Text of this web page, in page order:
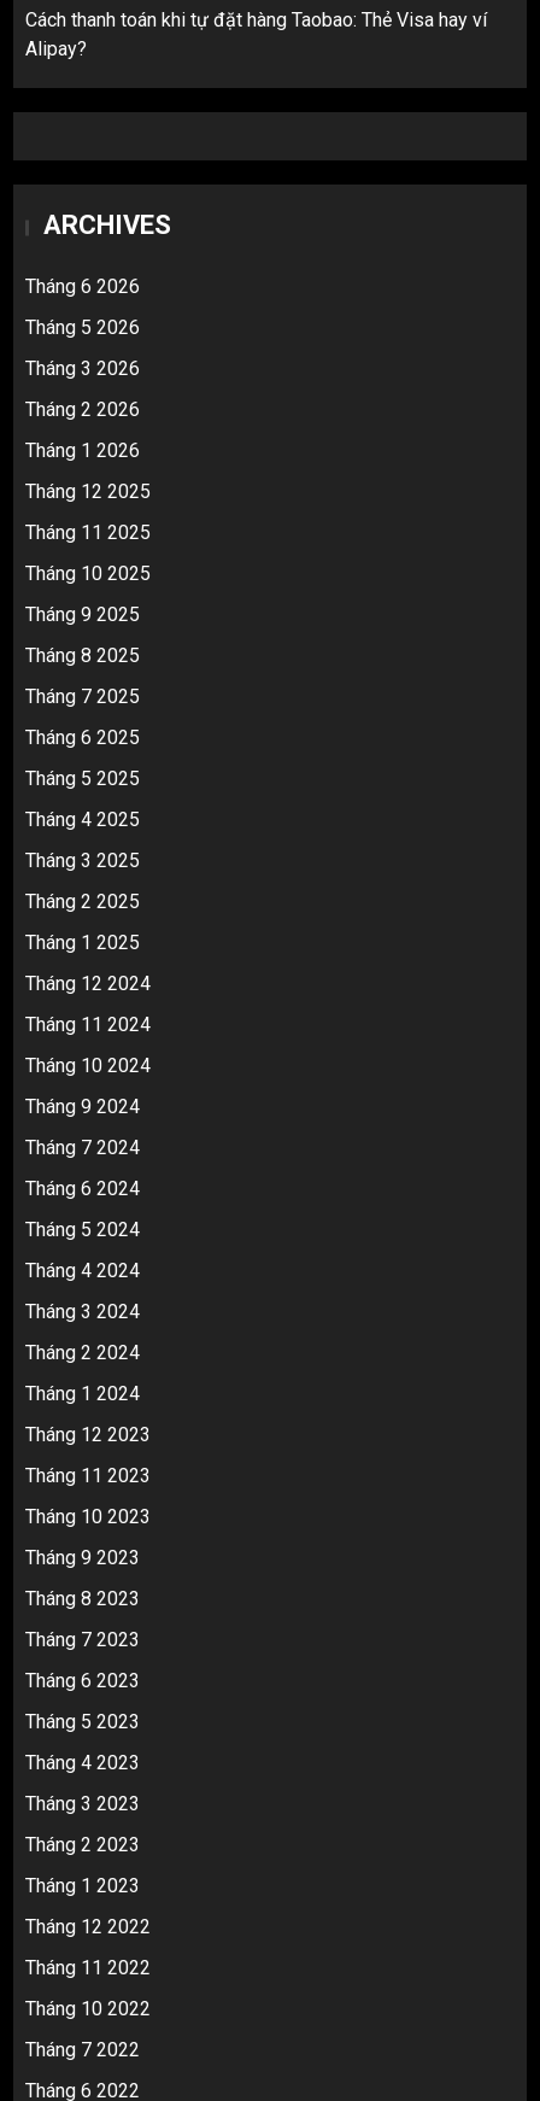
Cách thanh toán khi tự đặt hàng Taobao: Thẻ Visa hay ví
Alipay?
ARCHIVES
Tháng 6 2026
Tháng 5 2026
Tháng 3 2026
Tháng 2 2026
Tháng 1 2026
Tháng 12 2025
Tháng 11 2025
Tháng 10 2025
Tháng 9 2025
Tháng 8 2025
Tháng 7 2025
Tháng 6 2025
Tháng 5 2025
Tháng 4 2025
Tháng 3 2025
Tháng 2 2025
Tháng 1 2025
Tháng 12 2024
Tháng 11 2024
Tháng 10 2024
Tháng 9 2024
Tháng 7 2024
Tháng 6 2024
Tháng 5 2024
Tháng 4 2024
Tháng 3 2024
Tháng 2 2024
Tháng 1 2024
Tháng 12 2023
Tháng 11 2023
Tháng 10 2023
Tháng 9 2023
Tháng 8 2023
Tháng 7 2023
Tháng 6 2023
Tháng 5 2023
Tháng 4 2023
Tháng 3 2023
Tháng 2 2023
Tháng 1 2023
Tháng 12 2022
Tháng 11 2022
Tháng 10 2022
Tháng 7 2022
Tháng 6 2022